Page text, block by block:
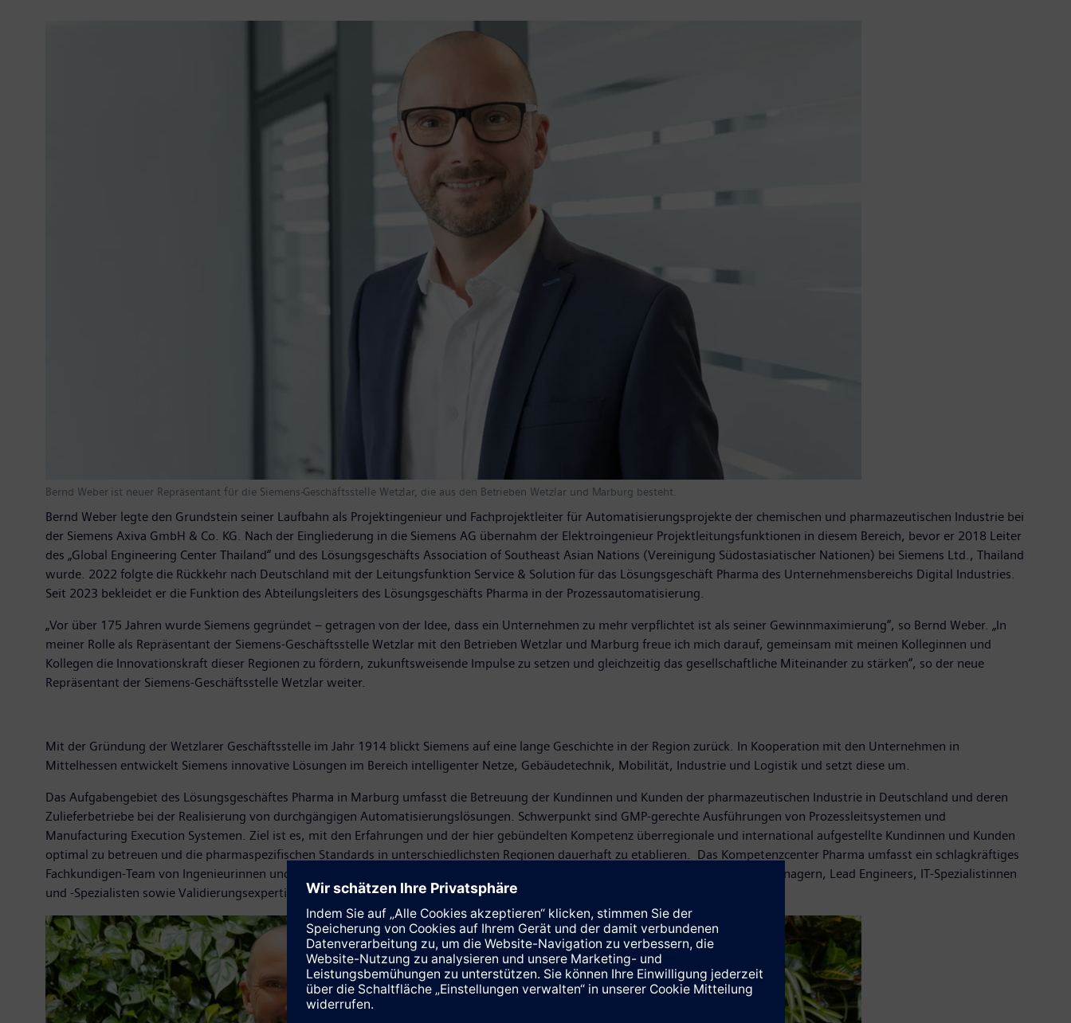
Bernd Weber ist neuer Repräsentant für die Siemens-Geschäftsstelle Wetzlar, die aus den Betrieben Wetzlar und Marburg besteht.
Bernd Weber legte den Grundstein seiner Laufbahn als Projektingenieur und Fachprojektleiter für Automatisierungsprojekte der chemischen und pharmazeutischen Industrie bei
der Siemens Axiva GmbH & Co. KG. Nach der Eingliederung in die Siemens AG übernahm der Elektroingenieur Projektleitungsfunktionen in diesem Bereich, bevor er 2018 Leiter
des „Global Engineering Center Thailand“ und des Lösungsgeschäfts Association of Southeast Asian Nations (Vereinigung Südostasiatischer Nationen) bei Siemens Ltd., Thailand
wurde. 2022 folgte die Rückkehr nach Deutschland mit der Leitungsfunktion Service & Solution für das Lösungsgeschäft Pharma des Unternehmensbereichs Digital Industries.
Seit 2023 bekleidet er die Funktion des Abteilungsleiters des Lösungsgeschäfts Pharma in der Prozessautomatisierung.
„Vor über 175 Jahren wurde Siemens gegründet – getragen von der Idee, dass ein Unternehmen zu mehr verpflichtet ist als seiner Gewinnmaximierung“, so Bernd Weber. „In
meiner Rolle als Repräsentant der Siemens-Geschäftsstelle Wetzlar mit den Betrieben Wetzlar und Marburg freue ich mich darauf, gemeinsam mit meinen Kolleginnen und
Kollegen die Innovationskraft dieser Regionen zu fördern, zukunftsweisende Impulse zu setzen und gleichzeitig das gesellschaftliche Miteinander zu stärken“, so der neue
Repräsentant der Siemens-Geschäftsstelle Wetzlar weiter.
Mit der Gründung der Wetzlarer Geschäftsstelle im Jahr 1914 blickt Siemens auf eine lange Geschichte in der Region zurück. In Kooperation mit den Unternehmen in
Mittelhessen entwickelt Siemens innovative Lösungen im Bereich intelligenter Netze, Gebäudetechnik, Mobilität, Industrie und Logistik und setzt diese um.
Das Aufgabengebiet des Lösungsgeschäftes Pharma in Marburg umfasst die Betreuung der Kundinnen und Kunden der pharmazeutischen Industrie in Deutschland und deren
Zulieferbetriebe bei der Realisierung von durchgängigen Automatisierungslösungen. Schwerpunkt sind GMP-gerechte Ausführungen von Prozessleitsystemen und
Manufacturing Execution Systemen. Ziel ist es, mit den Erfahrungen und der hier gebündelten Kompetenz überregionale und international aufgestellte Kundinnen und Kunden
optimal zu betreuen und die pharmaspezifischen Standards in unterschiedlichsten Regionen dauerhaft zu etablieren. Das Kompetenzcenter Pharma umfasst ein schlagkräftiges
Fachkundigen-Team von Ingenieurinnen und Ingenieuren, Informatikerinnen und Informatikern, Projektmanagerinnen und Projektmanagern, Lead Engineers, IT-Spezialistinnen
und -Spezialisten sowie Validierungsexpertinnen und -experten.